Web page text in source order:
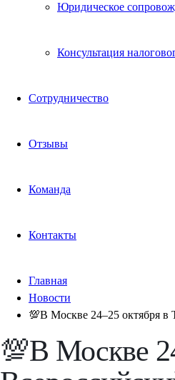
Юридическое
Консультация
Сотрудничество
Отзывы
Команда
Контакты
Главная
Новости
💯В Москве 24–25 октября
💯В Москве